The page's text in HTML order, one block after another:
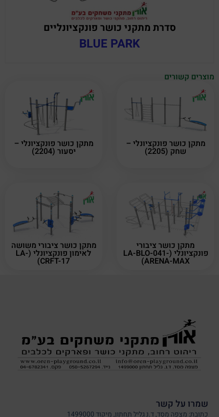
סדרת מתקני כושר פונקציונליים
BLUE PARK
מוצרים קשורים
מתקן כושר פונקציונלי –
שחק (2205)
מתקן כושר פונקציונלי –
יסעור (2204)
מתקן כושר ציבורי
פונקציונלי (LA-BLO-041-
ARENA-MAX)
מתקן כושר ציבורי משושה
לאימון פונקציונלי (LA-
CRFT-17)
שמרו על קשר
כתובת: מצפה מסד, ד.נ גליל תחתון, מיקוד 1499000